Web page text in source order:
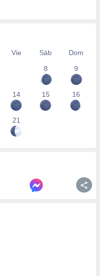
Vie Sáb
Dom
8
9
14 15 16
21